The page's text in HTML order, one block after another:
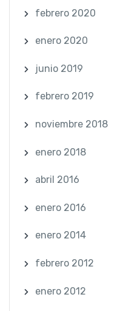
febrero 2020
enero 2020
junio 2019
febrero 2019
noviembre 2018
enero 2018
abril 2016
enero 2016
enero 2014
febrero 2012
enero 2012